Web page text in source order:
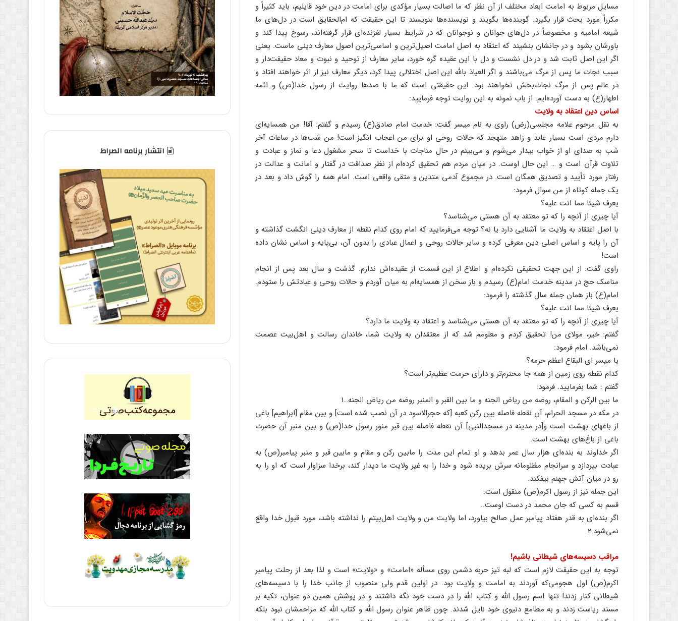
مسایل مربوط به امامت ابعاد مختلف از آن نظر که ما اصالت بسیار مؤکدی برای امامت در دین خود قایلیم، باید کثیراً و
مکرراً مورد بحث قرار بگیرد. گوینده‌ها بگویند و نویسنده‌ها بنویسند تا این حقیقت که ام‌الحقایق است در دل‌های ما
شیعه امامیه و مخصوصاً در دل‌های جوانان و نوجوانان که در شرایط بسیار لغز‌نده‌ای قرار گرفته‌اند، رسوخ پیدا کند و
باورشان بشود و در جانشان بنشیند که اعتقاد به اصل امامت اصیل‌ترین و اساسی‌ترین اصول معارف دینی ماست. یعنی
اگر این اصل ثابت شد و در دل‌ نشست و دل با این عقیده گره خورد، سایر معارف از توحید و نبوت و معاد حقیقت‌دار و
سبب نجات ما پس از مرگ می‌باشند و اگر العیاذ بالله این اصل اختلالی پیدا کرد، دیگر معارف نیز از اثر خواهند افتاد و
در عالم پس از مرگ نجات‌بخش نخواهند بود. این حقیقتی است که ما با صدها روایت از رسول خدا(ص) و ائمه
اطهار(ع) به دست آورده‌ایم. از باب نمونه به این روایت توجه فرمایید:
اساس دین اعتقاد به ولایت
به نقل مرحوم علامه مجلسی(رض) راوی به نام میسر گفت: خدمت امام صادق(ع) رسیدم و گفتم: آقا! من همسایه‌ای
دارم مردی است بسیار عابد و زاهد متهجد که حالات روحی او برای من اعجاب انگیز است! من شب‌ها در ساعات آخر
شب به صدای او از خواب بیدار می‌شوم و می‌بینم در حال مناجات با خداست تا سحر مشغول دعا و نماز و عبادت و
تلاوت قرآن است و … این حال اوست. در میان مردم هم تحقیق کرده‌ام از نظر صداقت در گفتار و امانت و عدالت در
رفتار مورد تأیید و تصدیق همگان است. در مجموع آدمی متدین و متقی واقعی است. امام همه را گوش داد و بعد در
یک جمله کوتاه از من سوال فرمود:
یعرف شیئا مما انت علیه؟
آیا چیزی از آنچه را که تو معتقد به آن هستی می‌شناسد؟
با اصل اعتقاد به ولایت ما آشنایی دارد یا نه؟ توجه می‌فرمایید که امام روی کدام نقطه از معارف دینی انگشت گذاشته و
آن را پایه و اساس اصلی دین معرفی کرده و سایر حالات روحی و اعمال عبادی را بدون آن، بی‌پایه و اساس نشان داده
است!
راوی گفت: از این جهت تحقیقی نکرده‌ام و اطلاع از این قسمت از عقیده‌اش ندارم. گذشت و سال بعد پس از انجام
مناسک حج در مدینه خدمت امام(ع) رسیدم و باز سخن از همسایه‌ام به میان آوردم و حالات روحی و عبادتش را ستودم.
امام(ع) باز همان جمله سال گذشته را فرمود:
یعرف شیئا مما انت علیه؟
آیا چیزی از آنچه را که تو معتقد به آن هستی می‌شناسد و اعتقاد به ولایت ما دارد؟
گفتم: خیر، مولای من! تحقیق کردم و معلومم شد که از معتقدان به ولایت شما، خاندان رسالت و اهل‌بیت عصمت
نمی‌باشد. امام فرمود:
یا میسر ای البقاع اعظم حرمه؟
کدام نقطه روی زمین از همه جا محترم‌تر و دارای حرمت عظیم‌تر است؟
گفتم : شما بفرمایید. فرمود:
ما بین الرکن و المقام، روضه من ریاض الجنه و ما بین القبر و المنبر روضه من ریاض الجنه…۱
در مکه در مسجد الحرام، آن نقطه فاصله بین رکن کعبه [که حجرالاسود در آن نصب شده است] و بین مقام [ابراهیم] باغی
از باغهای بهشت است و[در مدینه در مسجدالنبی] آن نقطه فاصله بین قبر منور رسول خدا(ص) و بین منبر آن حضرت
باغی از باغ‌های بهشت است.
اگر خداوند به بنده‌ای هزار سال عمر بدهد و او تمام این مدت را مابین رکن و مقام و مابین قبر و منبر پیامبر(ص) به
عبادت بپردازد و سرانجام مظلومانه سرش بریده شود و خدا را به غیر ولایت ما دیدار کند، برخدا سزاوار است که او را به
رو در میان آتش جهنم بیفکند.
این جمله نیز از رسول اکرم(ص) منقول است:
قسم به کسی که جان محمد در دست اوست..
اگر بنده‌ای به قدر هفتاد پیامبر عمل صالح بیاورد، اما ولایت من و ولایت اهل‌بیتم را نداشته باشد، مورد قبول خدا واقع
نمی‌شود.۲
مراقب دسیسه‌های شیطانی باشیم!
توجه به این حقیقت لازم است که لبه تیز حربه دشمن روی مسأله «امامت» و «ولایت» است و لذا بعد از رحلت پیامبر
اکرم(ص) اول هجومی‌که آوردند به امامت و ولایت بود. در اولین قدم ولی منصوب از جانب خدا را با دسیسه‌های
شیطانی کنار زدند! تنها اسم رسول الله و کتاب الله را در دست خود نگه داشتند و در پوشش همین دو عنوان، تکیه بر
مسند ریاست زدند و به مطامع دنیوی خود نایل شدند. چون ظاهر عنوان رسول الله و کتاب الله که مزاحمشان نبود بلکه
انتشار برنامه الصراط